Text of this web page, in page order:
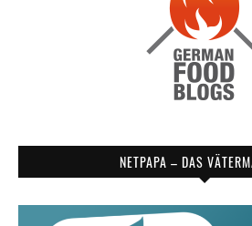
NETPAPA – DAS